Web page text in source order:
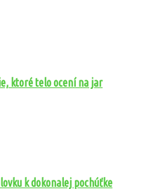
ktoré telo ocení na jar
k dokonalej pochúťke